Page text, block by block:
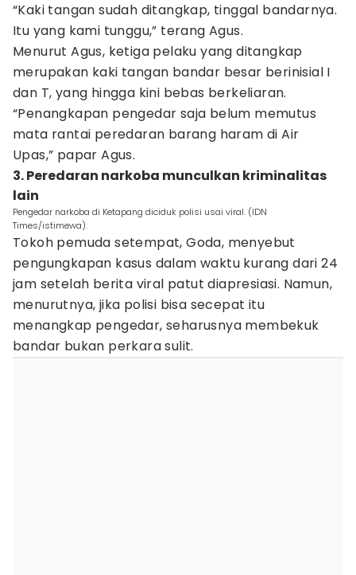
“Kaki tangan sudah ditangkap, tinggal bandarnya.
Itu yang kami tunggu,” terang Agus.
Menurut Agus, ketiga pelaku yang ditangkap
merupakan kaki tangan bandar besar berinisial I
dan T, yang hingga kini bebas berkeliaran.
“Penangkapan pengedar saja belum memutus
mata rantai peredaran barang haram di Air
Upas,” papar Agus.
3. Peredaran narkoba munculkan kriminalitas
lain
Pengedar narkoba di Ketapang diciduk polisi usai viral. (IDN
Times/istimewa).
Tokoh pemuda setempat, Goda, menyebut
pengungkapan kasus dalam waktu kurang dari 24
jam setelah berita viral patut diapresiasi. Namun,
menurutnya, jika polisi bisa secepat itu
menangkap pengedar, seharusnya membekuk
bandar bukan perkara sulit.